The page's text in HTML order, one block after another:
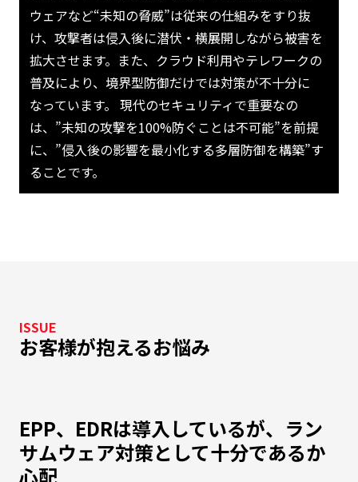
ウェアなど“未知の脅威”は従来の仕組みをすり抜
け、攻撃者は侵入後に潜伏・横展開しながら被害を
拡大させます。また、クラウド利用やテレワークの
普及により、境界型防御だけでは対策が不十分に
なっています。 現代のセキュリティで重要なの
は、”未知の攻撃を100%防ぐことは不可能”を前提
に、”侵入後の影響を最小化する多層防御を構築”す
ることです。
ISSUE
お客様が抱えるお悩み
EPP、EDRは導入しているが、ラン
サムウェア対策として十分であるか
心配